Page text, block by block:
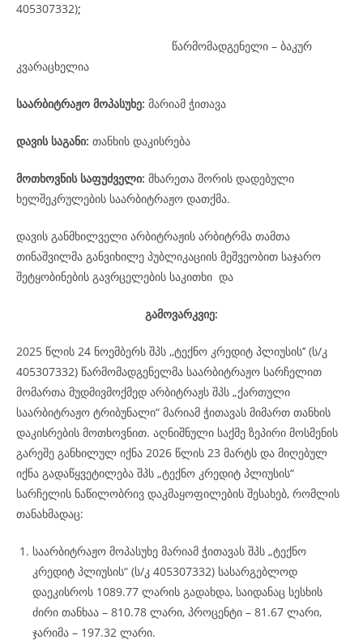
405307332);
წარმომადგენელი – ბაკურ
კვარაცხელია
საარბიტრაჟო მოპასუხე: მარიამ ჭითავა
დავის საგანი: თანხის დაკისრება
მოთხოვნის საფუძველი: მხარეთა შორის დადებული
ხელშეკრულების საარბიტრაჟო დათქმა.
დავის განმხილველი არბიტრაჟის არბიტრმა თამთა
თინაშვილმა განვიხილე პუბლიკაციის მეშვეობით საჯარო
შეტყობინების გავრცელების საკითხი და
გამოვარკვიე:
2025 წლის 24 ნოემბერს შპს ,,ტექნო კრედიტ პლიუსის’’ (ს/კ
405307332) წარმომადგენელმა საარბიტრაჟო სარჩელით
მომართა მუდმივმოქმედ არბიტრაჟს შპს „ქართული
საარბიტრაჟო ტრიბუნალი“ მარიამ ჭითავას მიმართ თანხის
დაკისრების მოთხოვნით. აღნიშნული საქმე ზეპირი მოსმენის
გარეშე განხილულ იქნა 2026 წლის 23 მარტს და მიღებულ
იქნა გადაწყვეტილება შპს „ტექნო კრედიტ პლიუსის“
სარჩელის ნაწილობრივ დაკმაყოფილების შესახებ, რომლის
თანახმადაც:
საარბიტრაჟო მოპასუხე მარიამ ჭითავას შპს „ტექნო
კრედიტ პლიუსის“ (ს/კ 405307332) სასარგებლოდ
დაეკისროს 1089.77 ლარის გადახდა, საიდანაც სესხის
ძირი თანხაა – 810.78 ლარი, პროცენტი – 81.67 ლარი,
ჯარიმა – 197.32 ლარი.